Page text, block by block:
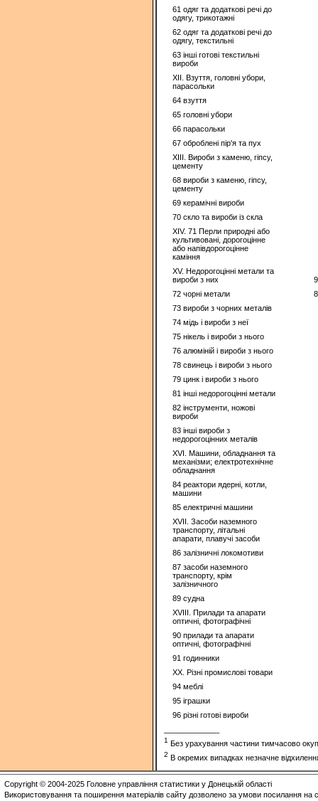
61 одяг та додаткові речі до
одягу, трикотажні
62 одяг та додаткові речі до
одягу, текстильні
63 інші готові текстильні
вироби
XII. Взуття, головні убори,
парасольки
64 взуття
65 головні убори
66 парасольки
67 оброблені пір'я та пух
XIII. Вироби з каменю, гіпсу,
цементу
68 вироби з каменю, гіпсу,
цементу
69 керамічні вироби
70 скло та вироби із скла
XIV. 71 Перли природні або
культивовані, дорогоцінне
або напівдорогоцінне
каміння
XV. Недорогоцінні метали та
вироби з них
72 чорні метали
73 вироби з чорних металів
74 мідь i вироби з неї
75 нікель i вироби з нього
76 алюміній i вироби з нього
78 свинець і вироби з нього
79 цинк i вироби з нього
81 інші недорогоцінні метали
82 інструменти, ножові
вироби
83 інші вироби з
недорогоцінних металів
XVI. Машини, обладнання та
механізми; електротехнічне
обладнання
84 реактори ядерні, котли,
машини
85 електричні машини
XVII. Засоби наземного
транспорту, літальні
апарати, плавучі засоби
86 залізничні локомотиви
87 засоби наземного
транспорту, крім
залізничного
89 судна
XVIII. Прилади та апарати
оптичні, фотографічні
90 прилади та апарати
оптичні, фотографічні
91 годинники
XX. Різні промислові товари
94 меблі
95 іграшки
96 різні готові вироби
1 Без урахування частини тимчасово
2 В окремих випадках незначне
Copyright © 2004-2025 Головне управління статистики у Донецькій області
Використовування та поширення матеріалів сайту дозволено за умови посилання на